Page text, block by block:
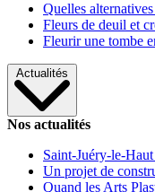
Quelles
Fleurs de deuil et
Fleurir une tombe
Actualités
Nos actualités
Saint-Juéry-le-
Un projet de
Quand les Arts